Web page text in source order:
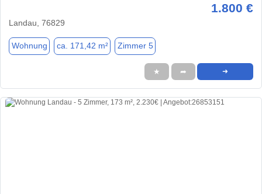
1.800 €
Landau, 76829
Wohnung ca. 171,42 m² Zimmer 5
★ ➦ ➜